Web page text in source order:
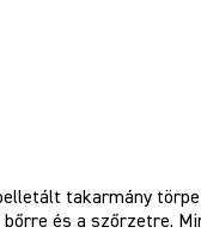
takarmány
bőrre és a szőrzetre.